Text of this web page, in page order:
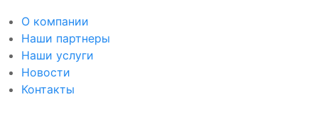
О компании
Наши партнеры
Наши услуги
Новости
Контакты